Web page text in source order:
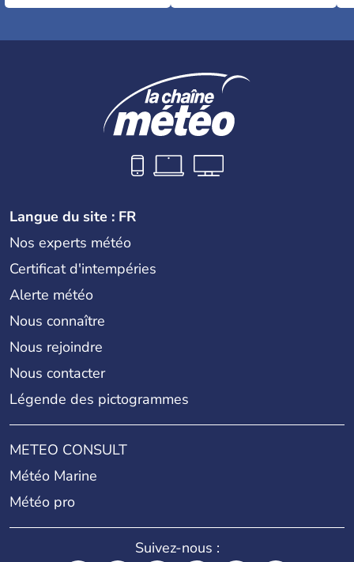
Langue du site : FR
Nos experts météo
Certificat d'intempéries
Alerte météo
Nous connaître
Nous rejoindre
Nous contacter
Légende des pictogrammes
METEO CONSULT
Météo Marine
Météo pro
Suivez-nous :